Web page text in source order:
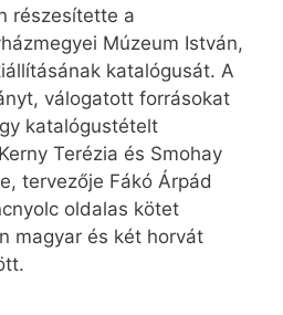
részesítette a
Múzeum István,
katalógusát. A
válogatott forrásokat
katalógustételt
Terézia és Smohay
tervezője Fákó Árpád
oldalas kötet
magyar és két horvát